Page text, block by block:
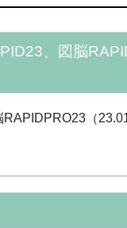
、図脳
（